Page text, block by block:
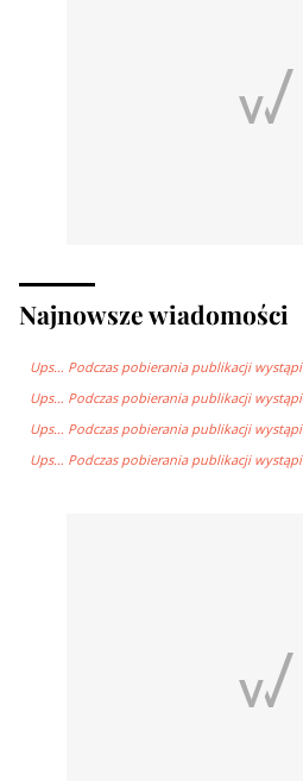
Najnowsze wiadomości
Ups… Podczas pobierania publikacji
Ups… Podczas pobierania publikacji
Ups… Podczas pobierania publikacji
Ups… Podczas pobierania publikacji